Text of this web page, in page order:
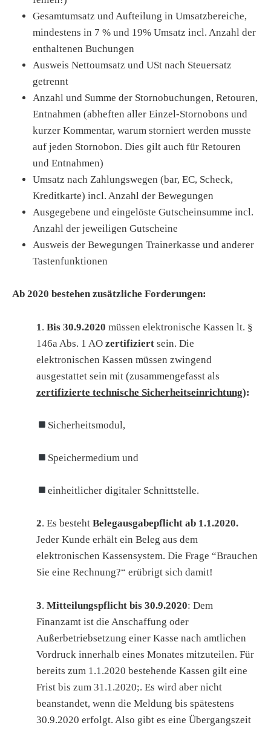
Gesamtumsatz und Aufteilung in Umsatzbereiche,
mindestens in 7 % und 19% Umsatz incl. Anzahl der
enthaltenen Buchungen
Ausweis Nettoumsatz und USt nach Steuersatz
getrennt
Anzahl und Summe der Stornobuchungen, Retouren,
Entnahmen (abheften aller Einzel-Stornobons und
kurzer Kommentar, warum storniert werden musste
auf jeden Stornobon. Dies gilt auch für Retouren
und Entnahmen)
Umsatz nach Zahlungswegen (bar, EC, Scheck,
Kreditkarte) incl. Anzahl der Bewegungen
Ausgegebene und eingelöste Gutscheinsumme incl.
Anzahl der jeweiligen Gutscheine
Ausweis der Bewegungen Trainerkasse und anderer
Tastenfunktionen
Ab 2020 bestehen zusätzliche Forderungen:
1 . Bis 30.9.2020 müssen elektronische Kassen lt. §
146a Abs. 1 AO zertifiziert sein. Die
elektronischen Kassen müssen zwingend
ausgestattet sein mit (zusammengefasst als
zertifizierte technische Sicherheitseinrichtung):
Sicherheitsmodul,
Speichermedium und
einheitlicher digitaler Schnittstelle.
2. Es besteht Belegausgabepflicht ab 1.1.2020.
Jeder Kunde erhält ein Beleg aus dem
elektronischen Kassensystem. Die Frage “Brauchen
Sie eine Rechnung?“ erübrigt sich damit!
3. Mitteilungspflicht bis 30.9.2020: Dem
Finanzamt ist die Anschaffung oder
Außerbetriebsetzung einer Kasse nach amtlichen
Vordruck innerhalb eines Monates mitzuteilen. Für
bereits zum 1.1.2020 bestehende Kassen gilt eine
Frist bis zum 31.1.2020;. Es wird aber nicht
beanstandet, wenn die Meldung bis spätestens
30.9.2020 erfolgt. Also gibt es eine Übergangszeit